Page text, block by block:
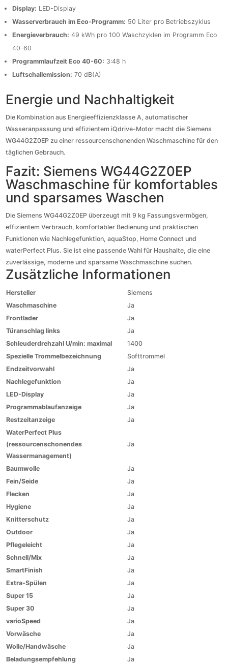
Display: LED-Display
Wasserverbrauch im Eco-Programm: 50 Liter pro Betriebszyklus
Energieverbrauch: 49 kWh pro 100 Waschzyklen im Programm Eco
40-60
Programmlaufzeit Eco 40-60: 3:48 h
Luftschallemission: 70 dB(A)
Energie und Nachhaltigkeit
Die Kombination aus Energieeffizienzklasse A, automatischer
Wasseranpassung und effizientem iQdrive-Motor macht die Siemens
WG44G2Z0EP zu einer ressourcenschonenden Waschmaschine für den
täglichen Gebrauch.
Fazit: Siemens WG44G2Z0EP
Waschmaschine für komfortables
und sparsames Waschen
Die Siemens WG44G2Z0EP überzeugt mit 9 kg Fassungsvermögen,
effizientem Verbrauch, komfortabler Bedienung und praktischen
Funktionen wie Nachlegefunktion, aquaStop, Home Connect und
waterPerfect Plus. Sie ist eine passende Wahl für Haushalte, die eine
zuverlässige, moderne und sparsame Waschmaschine suchen.
Zusätzliche Informationen
Hersteller
Siemens
Waschmaschine
Ja
Frontlader
Ja
Türanschlag links
Ja
Schleuderdrehzahl U/min: maximal
1400
Spezielle Trommelbezeichnung
Softtrommel
Endzeitvorwahl
Ja
Nachlegefunktion
Ja
LED-Display
Ja
Programmablaufanzeige
Ja
Restzeitanzeige
Ja
WaterPerfect Plus
(ressourcenschonendes
Wassermanagement)
Ja
Baumwolle
Ja
Fein/Seide
Ja
Flecken
Ja
Hygiene
Ja
Knitterschutz
Ja
Outdoor
Ja
Pflegeleicht
Ja
Schnell/Mix
Ja
SmartFinish
Ja
Extra-Spülen
Ja
Super 15
Ja
Super 30
Ja
varioSpeed
Ja
Vorwäsche
Ja
Wolle/Handwäsche
Ja
Beladungsempfehlung
Ja